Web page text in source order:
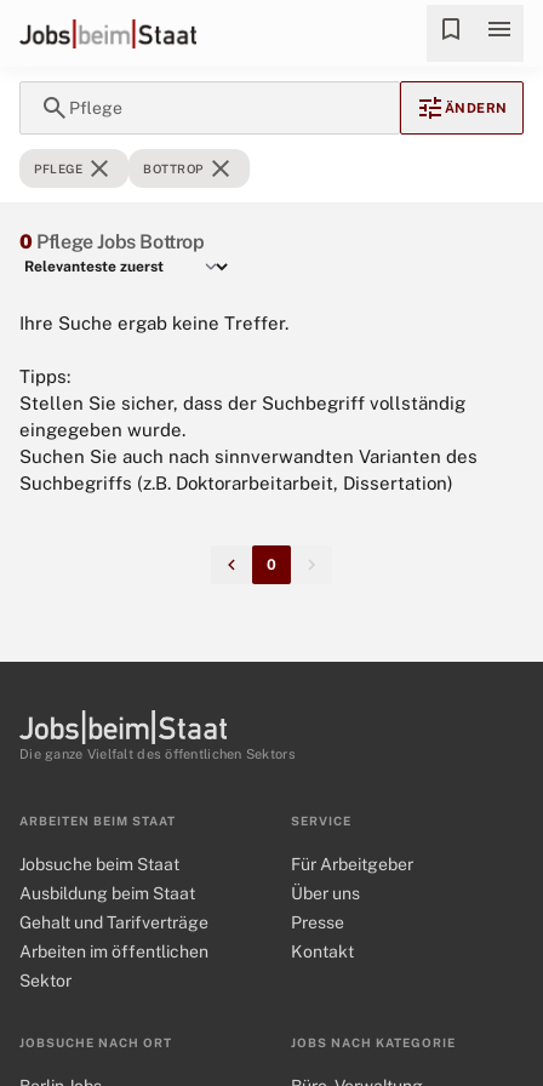
bookmark menu
search Pflege tune ÄNDERN
PFLEGE close BOTTROP close
0 Pflege Jobs Bottrop
Ihre Suche ergab keine Treffer.
Tipps:
Stellen Sie sicher, dass der Suchbegriff vollständig
eingegeben wurde.
Suchen Sie auch nach sinnverwandten Varianten des
Suchbegriffs (z.B. Doktorarbeitarbeit, Dissertation)
0
Die ganze Vielfalt des öffentlichen Sektors
ARBEITEN BEIM STAAT
Jobsuche beim Staat
Ausbildung beim Staat
Gehalt und Tarifverträge
Arbeiten im öffentlichen
Sektor
JOBSUCHE NACH ORT JOBS NACH KATEGORIE
SERVICE
Für Arbeitgeber
Über uns
Presse
Kontakt